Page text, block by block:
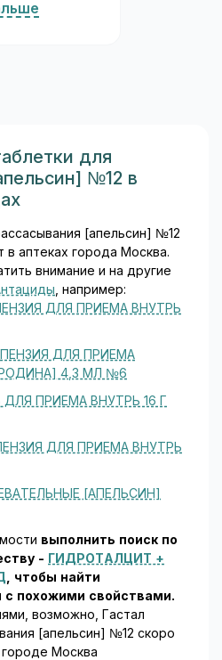
3 до 6 мг на
для
№12 в
[апельсин] №12
в аптеках города Москва.
внимание и на другие
, например:
ДЛЯ ПРИЕМА ВНУТРЬ
ДЛЯ ПРИЕМА
4,3 МЛ №6
ПРИЕМА ВНУТРЬ 16 Г
ДЛЯ ПРИЕМА ВНУТРЬ
[АПЕЛЬСИН]
выполнить поиск по
- ГИДРОТАЛЦИТ +
, чтобы найти
c похожими свойствами.
возможно, Гастал
[апельсин] №12 скоро
Москва